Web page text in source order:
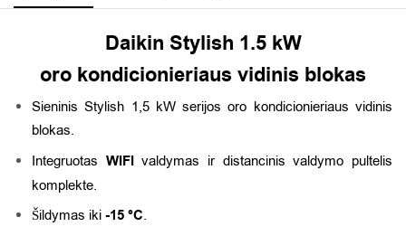
Daikin Stylish 1.5 kW
oro kondicionieriaus vidinis blokas
Sieninis Stylish 1,5 kW serijos oro kondicionieriaus vidinis
blokas.
Integruotas WIFIvaldymas ir distancinis valdymo pultelis
komplekte.
Šildymas iki -15 °C.